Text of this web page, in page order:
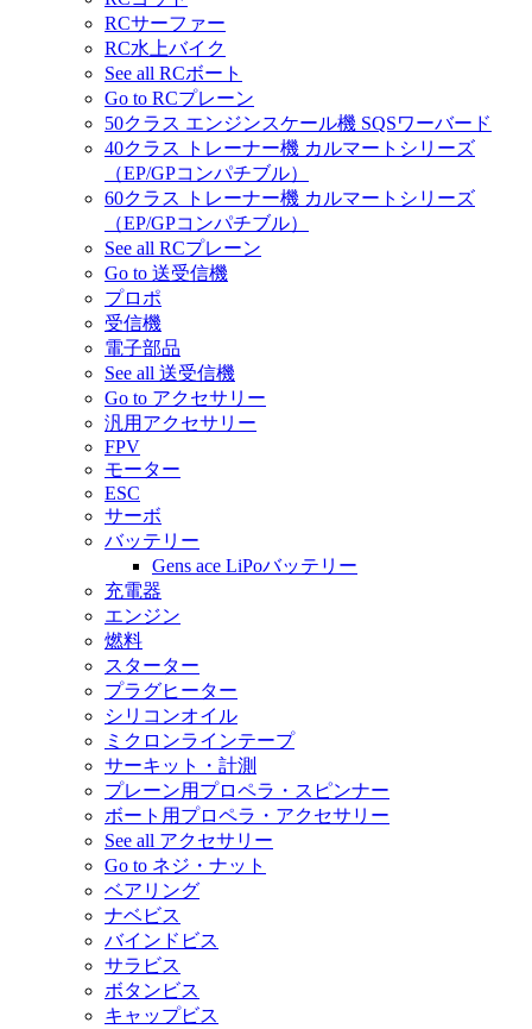
RCサーファー
RC水上バイク
See all RCボート
Go to RCプレーン
50クラス エンジンスケール機 SQSワーバード
40クラス トレーナー機 カルマートシリーズ
（EP/GPコンパチブル）
60クラス トレーナー機 カルマートシリーズ
（EP/GPコンパチブル）
See all RCプレーン
Go to 送受信機
プロポ
受信機
電子部品
See all 送受信機
Go to アクセサリー
汎用アクセサリー
FPV
モーター
ESC
サーボ
バッテリー
Gens ace LiPoバッテリー
充電器
エンジン
燃料
スターター
プラグヒーター
シリコンオイル
ミクロンラインテープ
サーキット・計測
プレーン用プロペラ・スピンナー
ボート用プロペラ・アクセサリー
See all アクセサリー
Go to ネジ・ナット
ベアリング
ナベビス
バインドビス
サラビス
ボタンビス
キャップビス